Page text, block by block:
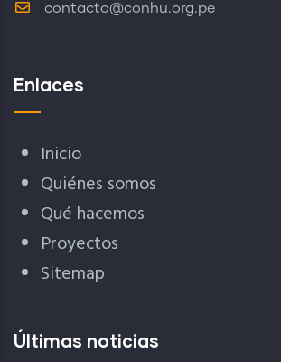
contacto@conhu.org.pe
Enlaces
Inicio
Quiénes somos
Qué hacemos
Proyectos
Sitemap
Últimas noticias